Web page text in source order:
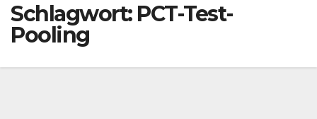
Schlagwort: PCT-Test-
Pooling